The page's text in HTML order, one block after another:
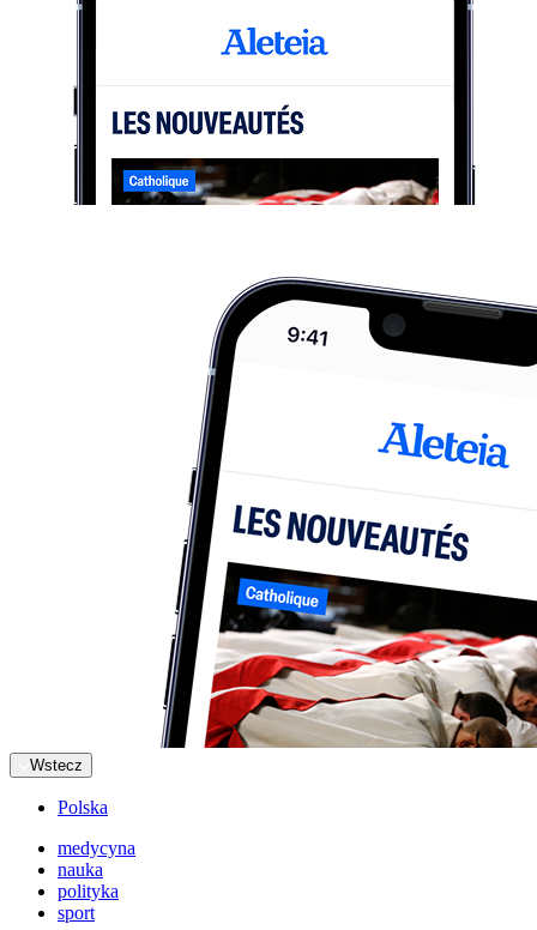
Wstecz
Polska
medycyna
nauka
polityka
sport